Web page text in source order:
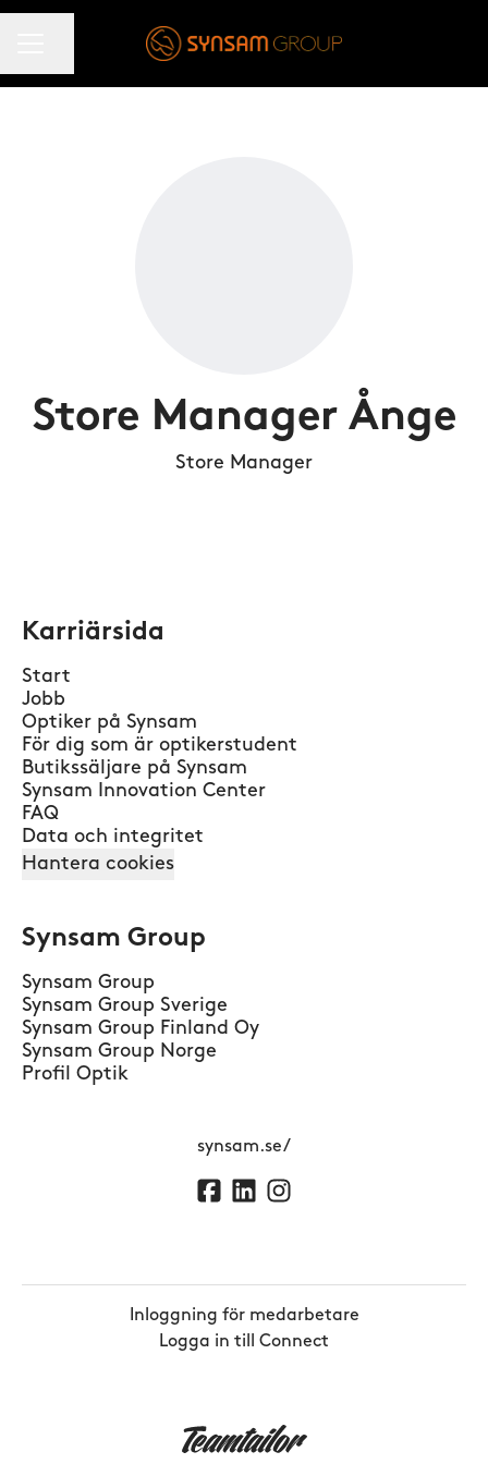
Store Manager Ånge
Store Manager
Karriärsida
Start
Jobb
Optiker på Synsam
För dig som är optikerstudent
Butikssäljare på Synsam
Synsam Innovation Center
FAQ
Data och integritet
Hantera cookies
Synsam Group
Synsam Group
Synsam Group Sverige
Synsam Group Finland Oy
Synsam Group Norge
Profil Optik
synsam.se/
Inloggning för medarbetare
Logga in till Connect